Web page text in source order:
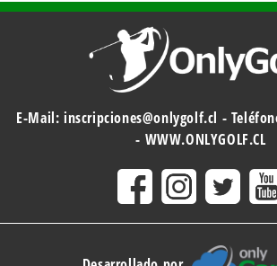
E-Mail: inscripciones@onlygolf.cl -
- WWW.ONLYGOLF.CL